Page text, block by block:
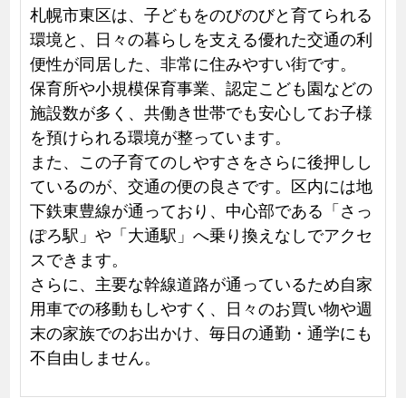
札幌市東区は、子どもをのびのびと育てられる
環境と、日々の暮らしを支える優れた交通の利
便性が同居した、非常に住みやすい街です。
保育所や小規模保育事業、認定こども園などの
施設数が多く、共働き世帯でも安心してお子様
を預けられる環境が整っています。
また、この子育てのしやすさをさらに後押しし
ているのが、交通の便の良さです。区内には地
下鉄東豊線が通っており、中心部である「さっ
ぽろ駅」や「大通駅」へ乗り換えなしでアクセ
スできます。
さらに、主要な幹線道路が通っているため自家
用車での移動もしやすく、日々のお買い物や週
末の家族でのお出かけ、毎日の通勤・通学にも
不自由しません。